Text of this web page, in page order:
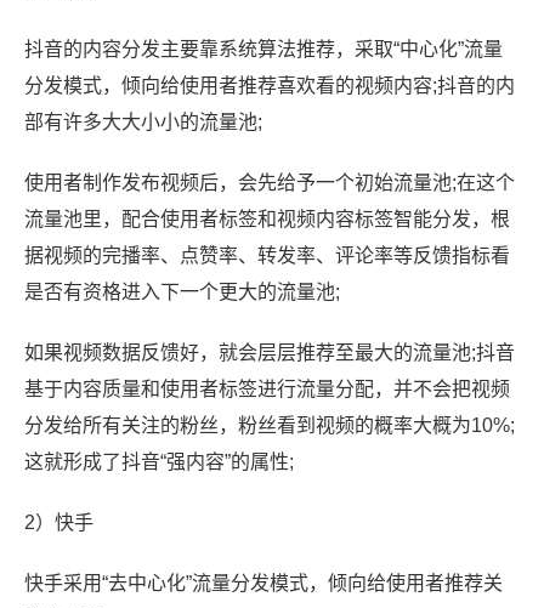
抖音的内容分发主要靠系统算法推荐，采取“中心化”流量
分发模式，倾向给使用者推荐喜欢看的视频内容;抖音的内
部有许多大大小小的流量池;
使用者制作发布视频后，会先给予一个初始流量池;在这个
流量池里，配合使用者标签和视频内容标签智能分发，根
据视频的完播率、点赞率、转发率、评论率等反馈指标看
是否有资格进入下一个更大的流量池;
如果视频数据反馈好，就会层层推荐至最大的流量池;抖音
基于内容质量和使用者标签进行流量分配，并不会把视频
分发给所有关注的粉丝，粉丝看到视频的概率大概为10%;
这就形成了抖音“强内容”的属性;
2）快手
快手采用“去中心化”流量分发模式，倾向给使用者推荐关